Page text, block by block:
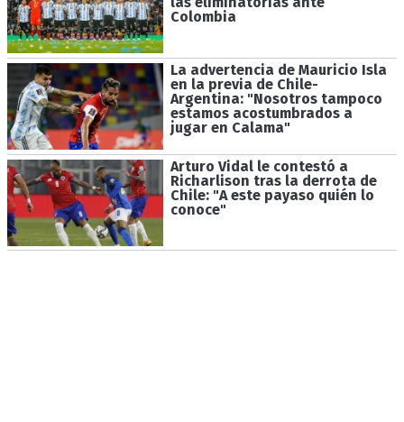
Colombia
La advertencia de Mauricio Isla
en la previa de Chile-
Argentina: "Nosotros tampoco
estamos acostumbrados a
jugar en Calama"
Arturo Vidal le contestó a
Richarlison tras la derrota de
Chile: "A este payaso quién lo
conoce"